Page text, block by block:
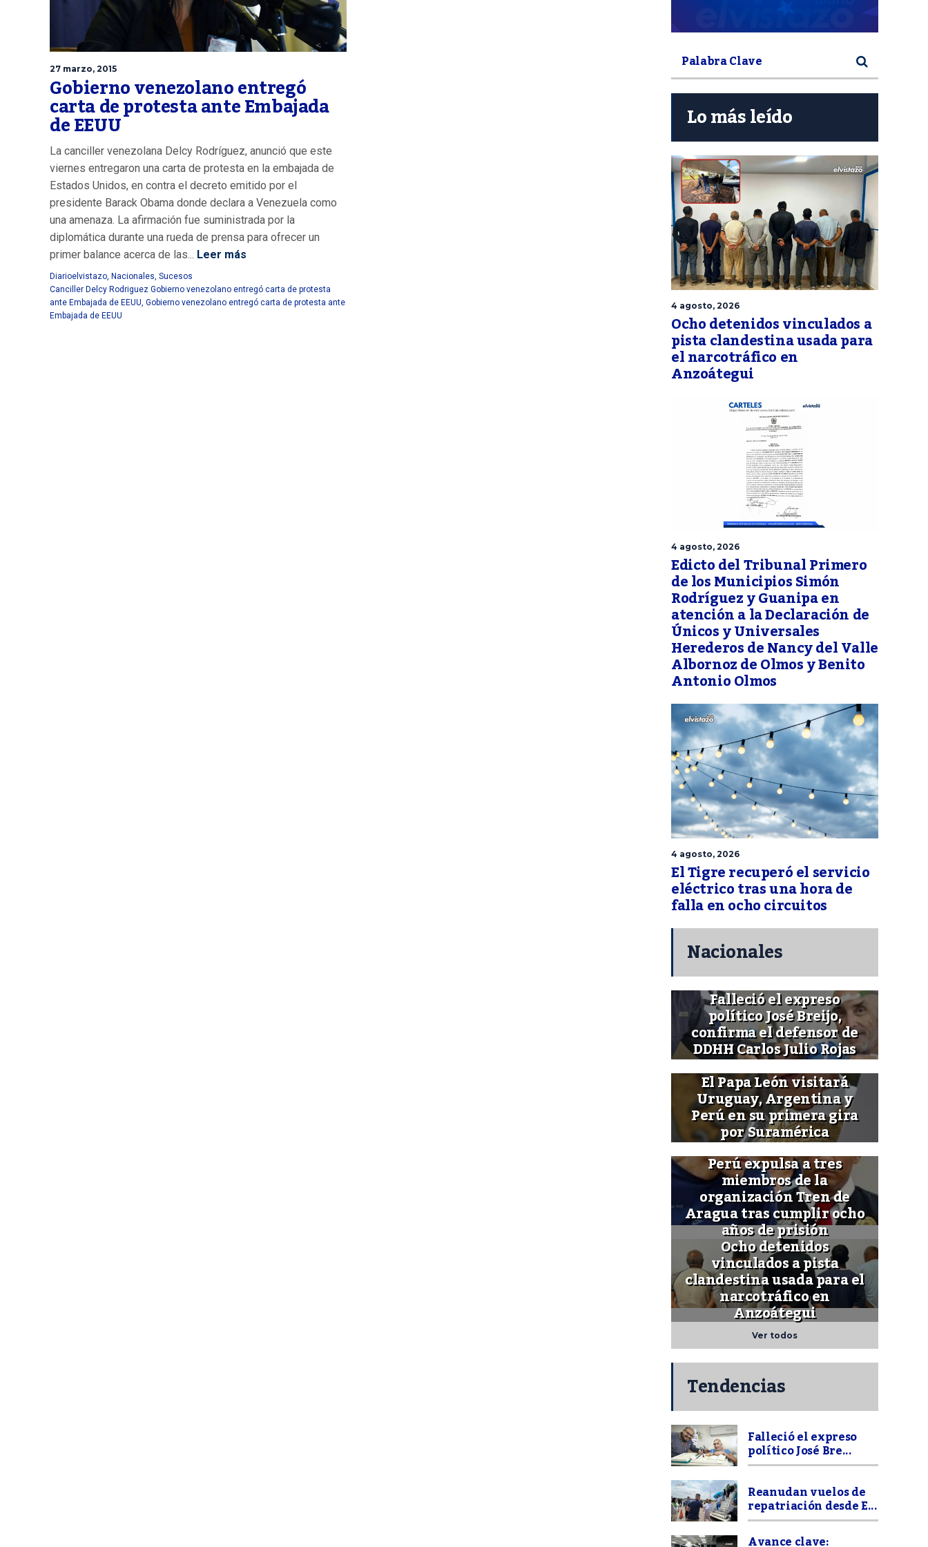
27 marzo, 2015
Gobierno venezolano entregó
carta de protesta ante Embajada
de EEUU
La canciller venezolana Delcy Rodríguez, anunció que este
viernes entregaron una carta de protesta en la embajada de
Estados Unidos, en contra el decreto emitido por el
presidente Barack Obama donde declara a Venezuela como
una amenaza. La afirmación fue suministrada por la
diplomática durante una rueda de prensa para ofrecer un
primer balance acerca de las... Leer más
Diarioelvistazo, Nacionales, Sucesos
Canciller Delcy Rodriguez Gobierno venezolano entregó carta de protesta
ante Embajada de EEUU, Gobierno venezolano entregó carta de protesta ante
Embajada de EEUU
Lo más leído
4 agosto, 2026
Ocho detenidos vinculados a
pista clandestina usada para
el narcotráfico en
Anzoátegui
4 agosto, 2026
Edicto del Tribunal Primero
de los Municipios Simón
Rodríguez y Guanipa en
atención a la Declaración de
Únicos y Universales
Herederos de Nancy del Valle
Albornoz de Olmos y Benito
Antonio Olmos
4 agosto, 2026
El Tigre recuperó el servicio
eléctrico tras una hora de
falla en ocho circuitos
Nacionales
Falleció el expreso
político José Breijo,
confirma el defensor de
DDHH Carlos Julio Rojas
El Papa León visitará
Uruguay, Argentina y
Perú en su primera gira
por Suramérica
Perú expulsa a tres
miembros de la
organización Tren de
Aragua tras cumplir ocho
años de prisión
Ocho detenidos
vinculados a pista
clandestina usada para el
narcotráfico en
Anzoátegui
Ver todos
Tendencias
Falleció el expreso
político José Bre...
Reanudan vuelos de
repatriación desde E...
Avance clave: